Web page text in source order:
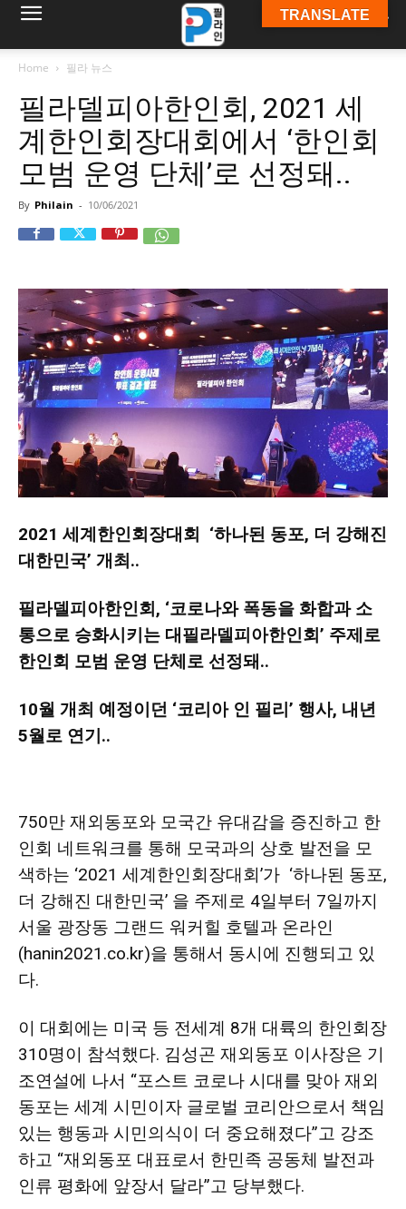
(PA/NJ/DE)
Home 필라 뉴스
필라델피아한인회, 2021 세
계한인회장대회에서 ‘한인회
모범 운영 단체’로 선정돼..
By Philain - 10/06/2021
2021 세계한인회장대회 ‘하나된 동포, 더 강해진
대한민국’ 개최..
필라델피아한인회, ‘코로나와 폭동을 화합과 소
통으로 승화시키는 대필라델피아한인회’ 주제로
한인회 모범 운영 단체로 선정돼..
10월 개최 예정이던 ‘코리아 인 필리’ 행사, 내년
5월로 연기..
750만 재외동포와 모국간 유대감을 증진하고 한
인회 네트워크를 통해 모국과의 상호 발전을 모
색하는 ‘2021 세계한인회장대회’가 ‘하나된 동포,
더 강해진 대한민국’ 을 주제로 4일부터 7일까지
서울 광장동 그랜드 워커힐 호텔과 온라인
(hanin2021.co.kr)을 통해서 동시에 진행되고 있
다.
이 대회에는 미국 등 전세계 8개 대륙의 한인회장
310명이 참석했다. 김성곤 재외동포 이사장은 기
조연설에 나서 “포스트 코로나 시대를 맞아 재외
동포는 세계 시민이자 글로벌 코리안으로서 책임
있는 행동과 시민의식이 더 중요해졌다”고 강조
하고 “재외동포 대표로서 한민족 공동체 발전과
인류 평화에 앞장서 달라”고 당부했다.
TRANSLATE